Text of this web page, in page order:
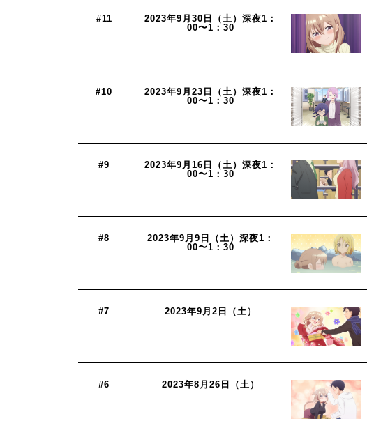
#11
2023年9月30日（土）深夜1：
00〜1：30
#10
2023年9月23日（土）深夜1：
00〜1：30
#9
2023年9月16日（土）深夜1：
00〜1：30
#8
2023年9月9日（土）深夜1：
00〜1：30
#7 2023年9月2日（土）
#6 2023年8月26日（土）